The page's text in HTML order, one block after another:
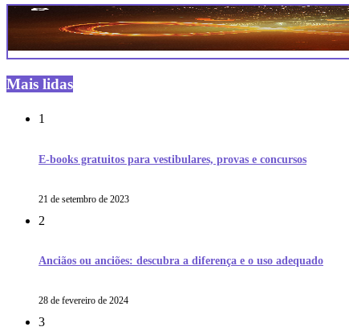
Mais lidas
1
E-books gratuitos para vestibulares, provas e concursos
21 de setembro de 2023
2
Anciãos ou anciões: descubra a diferença e o uso adequado
28 de fevereiro de 2024
3